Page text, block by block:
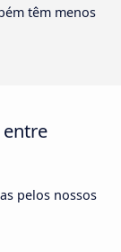
têm menos
pelos nossos